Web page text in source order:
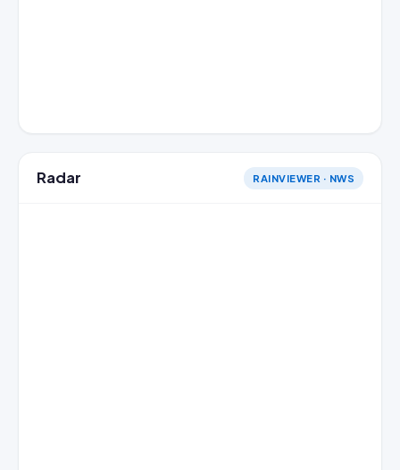
Radar RAINVIEWER · NWS